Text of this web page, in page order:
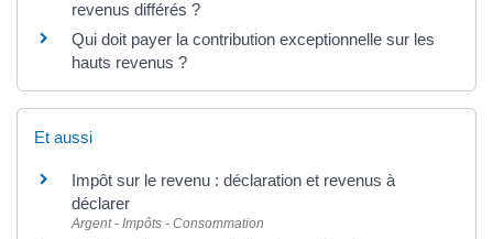
revenus différés ?
Qui doit payer la contribution exceptionnelle sur les
hauts revenus ?
Et aussi
Impôt sur le revenu : déclaration et revenus à
déclarer
Argent - Impôts - Consommation